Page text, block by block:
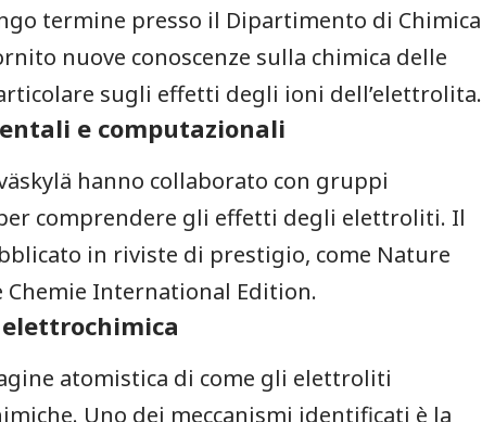
termine presso il Dipartimento di Chimica
nuove conoscenze sulla‍ chimica delle
sugli effetti degli ioni⁤ dell’elettrolita.
e computazionali
hanno collaborato⁤ con gruppi
comprendere gli ⁢effetti⁣ degli elettroliti. Il
in riviste di‍ prestigio,⁣ come‌ Nature
Chemie International ⁢Edition.
atomistica di come⁢ gli elettroliti
Uno dei ⁤meccanismi identificati è ‍la